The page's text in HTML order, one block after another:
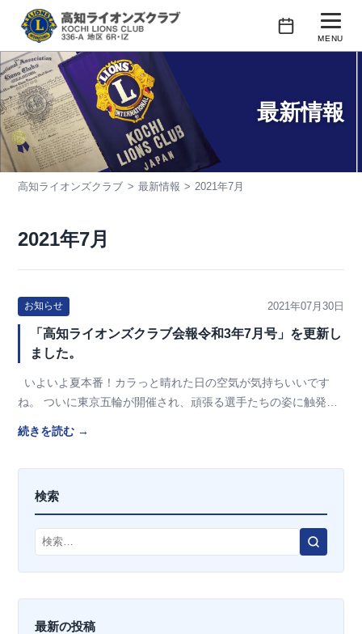
テ
ン
ツ
へ
ス
MENU
行事予定
クラブの紹介
会長あいさつ
活動紹介
会員紹介
最新情報
高知ライオンズクラブ 最新情報 2021年7月
2021年7月
お知らせ 2021年07月30日
「高知ライオンズクラブ会報令和3年7月号」を更新し
ました。
いよいよ夏本番！カラっと晴れた日の空気が気持ちいいです
ね。 ついに東京五輪が開催され、頑張る選手たちの姿に触発さ
続きを読む →
検索
検
最新の投稿